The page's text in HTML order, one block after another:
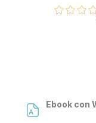
Ebook con